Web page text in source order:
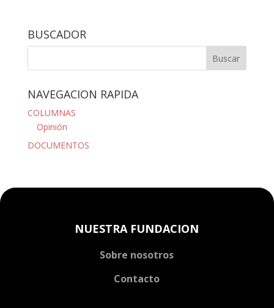
BUSCADOR
NAVEGACION RAPIDA
COLUMNAS
Opinión
DOCUMENTOS
NUESTRA FUNDACION
Sobre nosotros
Contacto